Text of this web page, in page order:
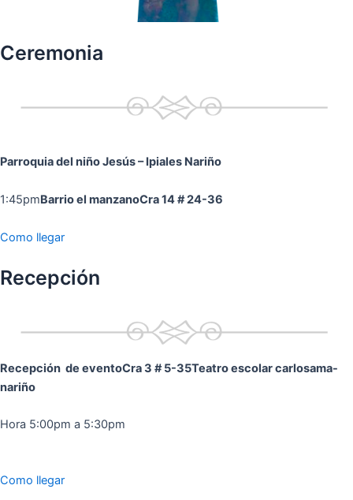
Ceremonia
Parroquia del niño Jesús– Ipiales Nariño
1:45pmBarrio el manzanoCra 14 # 24-36
Como llegar
Recepción
Recepción de eventoCra 3 # 5-35Teatro escolar carlosama-
nariño
Hora 5:00pm a 5:30pm
Como llegar